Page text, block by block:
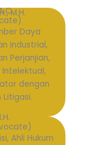
M.H.
Daya
Industrial,
Perjanjian,
dengan
Ahli Hukum